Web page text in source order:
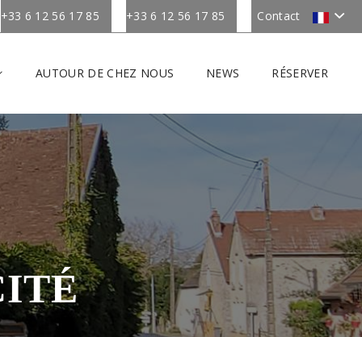
Contact
+33 6 12 56 17 85
+33 6 12 56 17 85
AUTOUR DE CHEZ NOUS NEWS RÉSERVER